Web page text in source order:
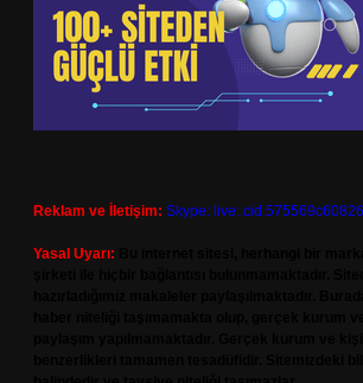
Reklam ve İletişim: Skype:
Yasal Uyarı: